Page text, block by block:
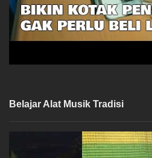
Belajar Alat Musik Tradisi